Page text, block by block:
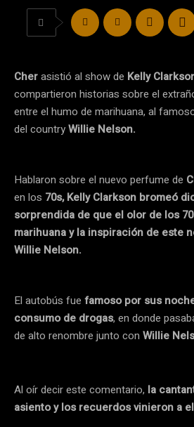
Cherasistió al show de Kelly
compartieron historias sobre el
entre el humo de marihuana, al
del countryWillie Nelson.
Hablaron sobre el nuevo perfume de
en los 70s, Kelly Clarkson bromeó
sorprendida de que el olor de los
marihuana y la inspiración de este
Willie Nelson.
El autobús fue famoso por sus
consumo de drogas, en donde
de alto renombre junto con Willie
Al oír decir este comentario, la
asiento y los recuerdos vinieron a